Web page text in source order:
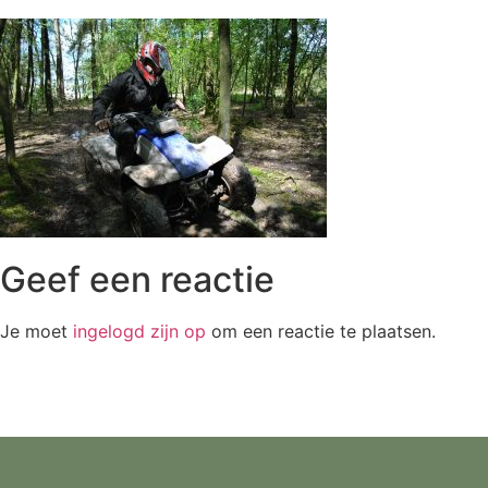
Geef een reactie
Je moet ingelogd zijn op om een reactie te plaatsen.